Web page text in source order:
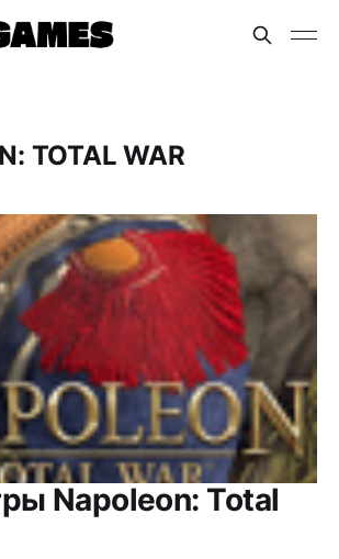
TOTAL WAR
Napoleon: Total